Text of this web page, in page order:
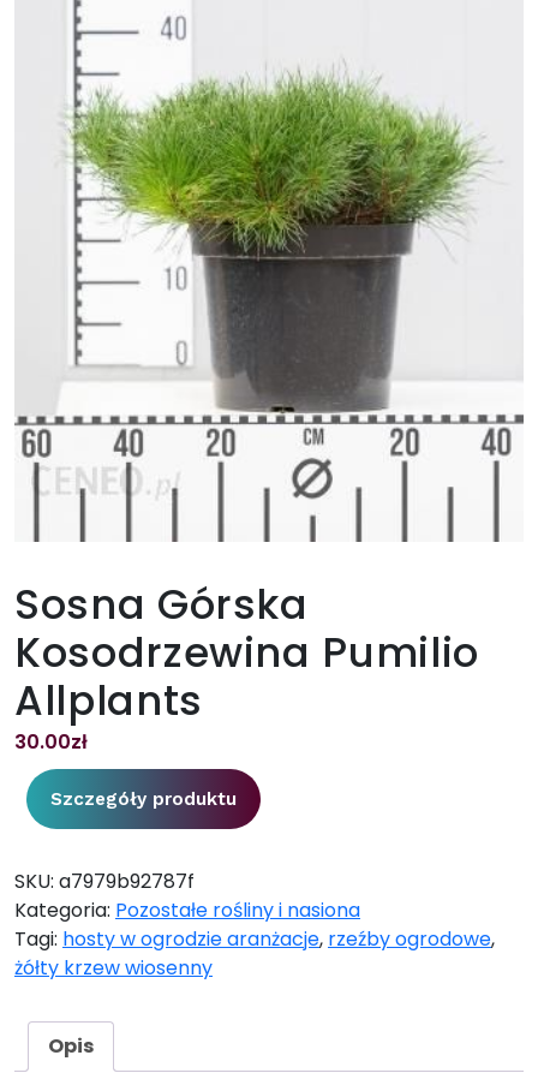
Sosna Górska
Kosodrzewina Pumilio
Allplants
30.00zł
Szczegóły produktu
SKU: a7979b92787f
Kategoria: Pozostałe rośliny i nasiona
Tagi: hosty w ogrodzie aranżacje, rzeźby ogrodowe,
żółty krzew wiosenny
Opis